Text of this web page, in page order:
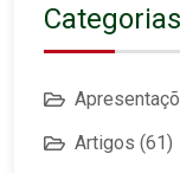
Categorias
Artigos (61)